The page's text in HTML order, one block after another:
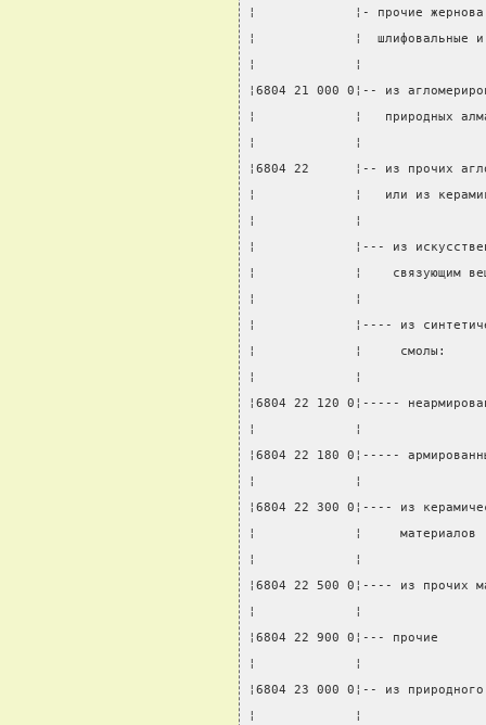
¦             ¦- прочие
¦             ¦  шлифовальные
¦             ¦
¦6804 21 000 0¦-- из
¦             ¦   природных
¦             ¦
¦6804 22      ¦-- из прочих
¦             ¦   или из
¦             ¦
¦             ¦--- из
¦             ¦    связующим
¦             ¦
¦             ¦---- из
¦             ¦     смолы:
¦             ¦
¦6804 22 120 0¦-----
¦             ¦
¦6804 22 180 0¦-----
¦             ¦
¦6804 22 300 0¦---- из
¦             ¦
¦             ¦
¦6804 22 500 0¦---- из
¦             ¦
¦6804 22 900 0¦---
¦             ¦
¦6804 23 000 0¦-- из
¦             ¦